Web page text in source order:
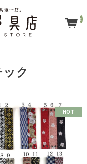
0
ク
HOT